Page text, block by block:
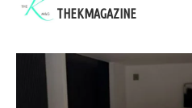
THEKMAGAZINE